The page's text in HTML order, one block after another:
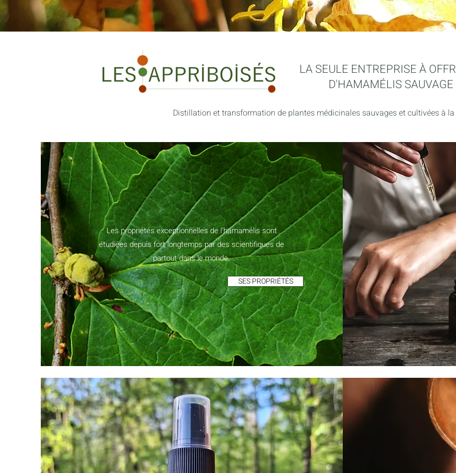
LA SEULE ENTREPRISE À
D'HAMAMÉLIS SAUVAGE
Distillation et transformation de plantes médicinales sauvages et cultivées à
Les propriétés exceptionnelles de l'hamamélis sont
étudiées depuis fort longtemps par des scientifiques de
partout dans le monde.
SES PROPRIÉTÉS